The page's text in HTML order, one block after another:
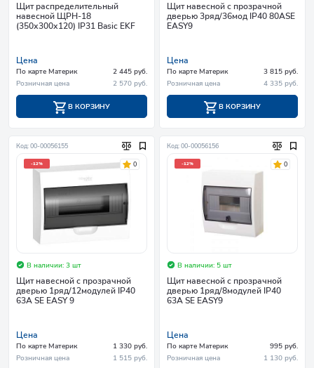
Щит распределительный
навесной ЩРН-18
(350х300х120) IP31 Basic EKF
Цена
По карте Материк
2 445 руб.
Розничная цена
2 570 руб.
В КОРЗИНУ
Щит навесной с прозрачной
дверью 3ряд/36мод IP40 80АSE
EASY9
Цена
По карте Материк
3 815 руб.
Розничная цена
4 335 руб.
В КОРЗИНУ
Код: 00-00056155
-12% 0
В наличии: 3 шт
Щит навесной с прозрачной
дверью 1ряд/12модулей IP40
63А SE EASY 9
Цена
По карте Материк
1 330 руб.
Розничная цена
1 515 руб.
Код: 00-00056156
-12% 0
В наличии: 5 шт
Щит навесной с прозрачной
дверью 1ряд/8модулей IP40
63А SE EASY9
Цена
По карте Материк
995 руб.
Розничная цена
1 130 руб.